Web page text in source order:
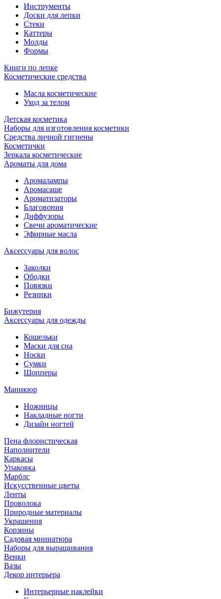
Инструменты
Доски для лепки
Стеки
Каттеры
Молды
Формы
Книги по лепке
Косметические средства
Масла косметические
Уход за телом
Детская косметика
Наборы для изготовления косметики
Средства личной гигиены
Косметички
Зеркала косметические
Ароматы для дома
Аромалампы
Аромасаше
Ароматизаторы
Благовония
Диффузоры
Свечи ароматические
Эфирные масла
Аксессуары для волос
Заколки
Ободки
Повязки
Резинки
Бижутерия
Аксессуары для одежды
Кошельки
Маски для сна
Носки
Сумки
Шопперы
Маникюр
Ножницы
Накладные ногти
Дизайн ногтей
Пена флористическая
Наполнители
Каркасы
Упаковка
Марблс
Искусственные цветы
Ленты
Проволока
Природные материалы
Украшения
Корзины
Садовая миниатюра
Наборы для выращивания
Венки
Вазы
Декор интерьера
Интерьерные наклейки